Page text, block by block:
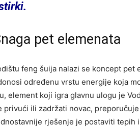
pet elemenata
feng šuija nalazi se koncept pet
određenu vrstu energije koja
element koji igra glavnu ulogu je
privući ili zadržati novac,
rješenje je postaviti tepih